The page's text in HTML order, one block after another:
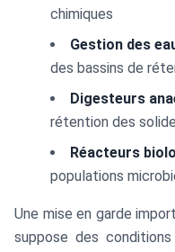
chimiques
Gestion des
des bassins de
Digesteurs
rétention des
Réacteurs
populations
Une mise en garde
suppose des